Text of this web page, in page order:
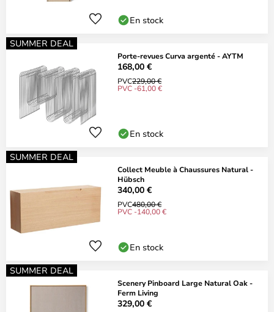
En stock
SUMMER DEAL
Porte-revues Curva argenté - AYTM
168,00 €
PVC229,00 €
PVC -61,00 €
En stock
SUMMER DEAL
Collect Meuble à Chaussures Natural -
Hübsch
340,00 €
PVC480,00 €
PVC -140,00 €
En stock
SUMMER DEAL
Scenery Pinboard Large Natural Oak -
Ferm Living
329,00 €